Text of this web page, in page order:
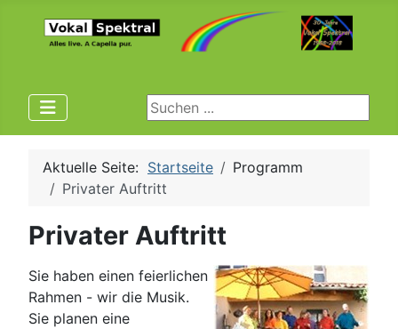
Suchen ...
Aktuelle Seite: Startseite
Programm
Privater Auftritt
Privater Auftritt
Sie haben einen feierlichen
Rahmen - wir die Musik.
Sie planen eine